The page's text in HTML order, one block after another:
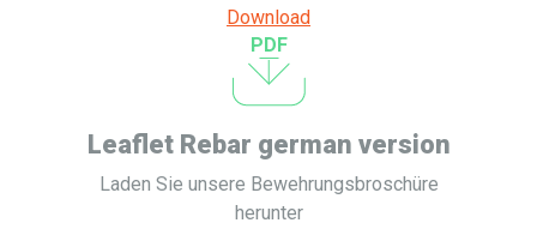
Download
PDF
Leaflet Rebar german version
Laden Sie unsere Bewehrungsbroschüre
herunter